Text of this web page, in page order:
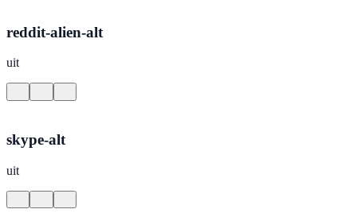
reddit-alien-alt
uit
skype-alt
uit